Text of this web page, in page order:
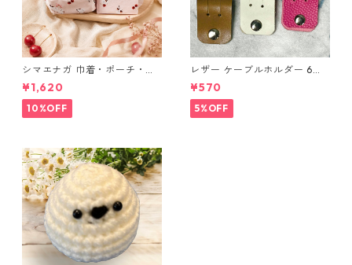
シマエナガ 巾着・ポーチ・ミ
ニポーチ(カード収納にも) ３
点セット さくらんぼ柄×淡いピ
ンク
¥1,620
10%OFF
レザー ケーブルホルダー 6個
セット
¥570
5%OFF